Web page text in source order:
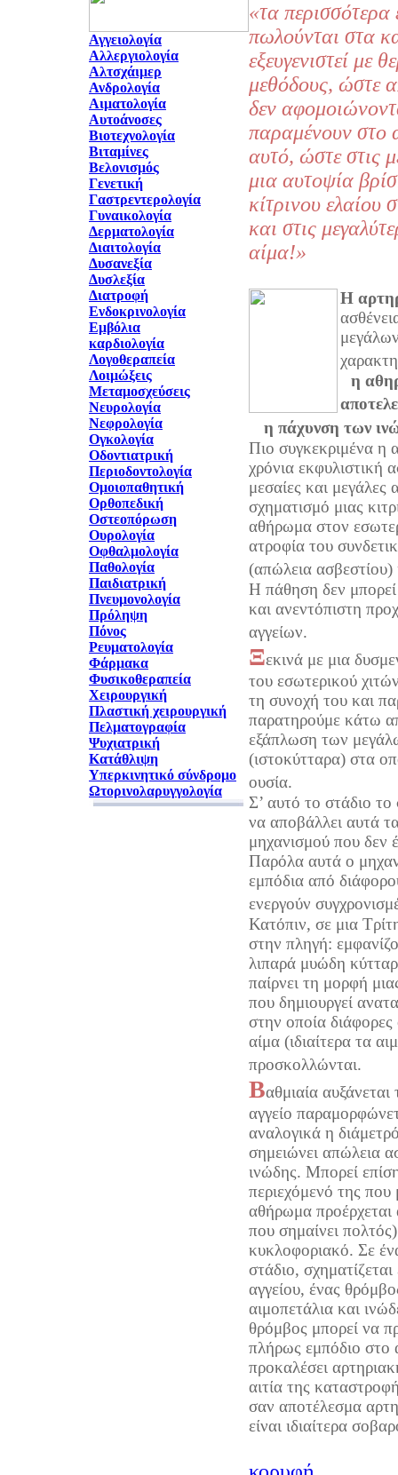
Αγγειολογία
Αλλεργιολογία
Αλτσχάιμερ
Ανδρολογία
Αιματολογία
Αυτοάνοσες
Βιοτεχνολογία
Βιταμίνες
Βελονισμός
Γενετική
Γαστρεντερολογία
Γυναικολογία
Δερματολογία
Διαιτολογία
Δυσανεξία
Δυσλεξία
Διατροφή
Ενδοκρινολογία
Εμβόλια
καρδιολογία
Λογοθεραπεία
Λοιμώξεις
Μεταμοσχεύσεις
Νευρολογία
Νεφρολογία
Ογκολογία
Οδοντιατρική
Περιοδοντολογία
Ομοιοπαθητική
Ορθοπεδική
Οστεοπόρωση
Ουρολογία
Οφθαλμολογία
Παθολογία
Παιδιατρική
Πνευμονολογία
Πρόληψη
Πόνος
Ρευματολογία
Φάρμακα
Φυσικοθεραπεία
Χειρουργική
Πλαστική χειρουργική
Πελματογραφία
Ψυχιατρική
Κατάθλιψη
Υπερκινητικό σύνδρομο
Ωτορινολαρυγγολογία
«τα περισσότερα
πωλούνται στα
εξευγενιστεί με
μεθόδους, ώστε
δεν
παραμένουν στο
αυτό, ώστε στις
μια αυτοψία
κίτρινου ελαίου
και στις
αίμα!»
Η
η
η πάχυνση των
Πιο συγκεκριμένα η
χρόνια εκφυλιστική
μεσαίες και μεγάλες
σχηματισμό μιας
αθήρωμα στον
ατροφία του
(απώλεια
Η πάθηση δεν μπορεί
και ανεντόπιστη
αγγείων.
Ξεκινά με μια
του εσωτερικού
τη συνοχή του και
παρατηρούμε κάτω
εξάπλωση των
(ιστοκύτταρα) στα
ουσία.
Σ’ αυτό το στάδιο
να αποβάλλει αυτά
μηχανισμού που δεν
Παρόλα αυτά ο
εμπόδια από
ενεργούν
Κατόπιν, σε μια
στην πληγή:
λιπαρά μυώδη
παίρνει τη μορφή
που δημιουργεί
στην οποία
αίμα (ιδιαίτερα τα
προσκολλώνται.
Βαθμιαία
αγγείο
αναλογικά η
σημειώνει απώλεια
ινώδης. Μπορεί
περιεχόμενό της που
αθήρωμα
που σημαίνει
κυκλοφοριακό. Σε
στάδιο,
αγγείου, ένας
αιμοπετάλια και
θρόμβος μπορεί να
πλήρως εμπόδιο στο
προκαλέσει
αιτία της
σαν αποτέλεσμα
είναι ιδιαίτερα